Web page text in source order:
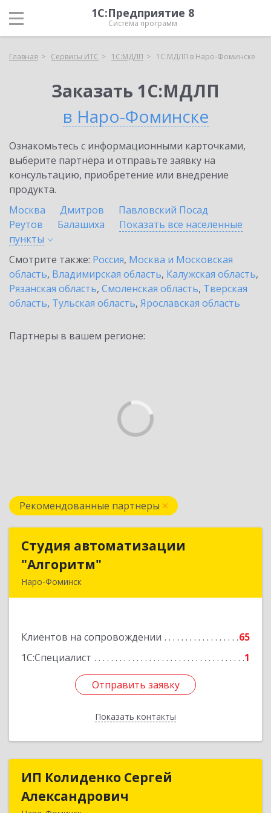
1С:Предприятие 8
Система программ
Главная Сервисы ИТС 1С:МДЛП 1С:МДЛП в Наро-Фоминске
Заказать 1С:МДЛП
в Наро-Фоминске
Ознакомьтесь с информационными карточками,
выберите партнёра и отправьте заявку на
консультацию, приобретение или внедрение
продукта.
Москва
Дмитров
Павловский Посад
Реутов
Балашиха
Показать все населенные
пункты
Смотрите также: Россия, Москва и Московская
область, Владимирская область, Калужская область,
Рязанская область, Смоленская область, Тверская
область, Тульская область, Ярославская область
Партнеры в вашем регионе:
Рекомендованные партнеры
Студия автоматизации
"Алгоритм"
Наро-Фоминск
Клиентов на сопровождении
65
1С:Специалист
1
Отправить заявку
Показать контакты
Студия автоматизации
Подробнее
Отправить заявку
Назад
ИП Колиденко Сергей
Александрович
ИП Колиденко Сергей